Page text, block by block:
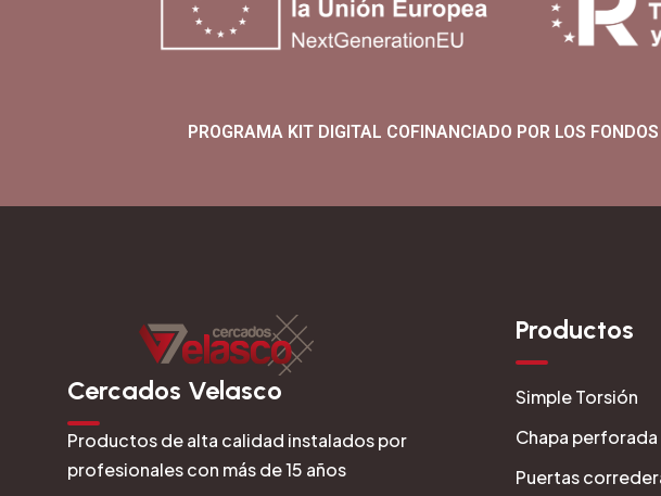
PROGRAMA KIT DIGITAL COFINANCIADO POR LOS
Cercados Velasco
Productos de alta calidad instalados por
profesionales con más de 15 años
Productos
Simple Torsión
Chapa perforada
Puertas